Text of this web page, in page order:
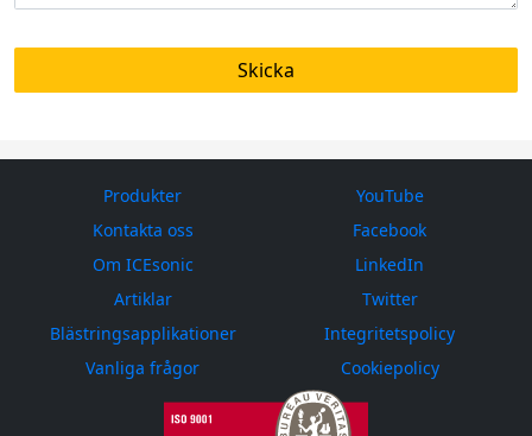
Produkter
Kontakta oss
Om ICEsonic
Artiklar
Blästringsapplikationer
Vanliga frågor
YouTube
Facebook
LinkedIn
Twitter
Integritetspolicy
Cookiepolicy